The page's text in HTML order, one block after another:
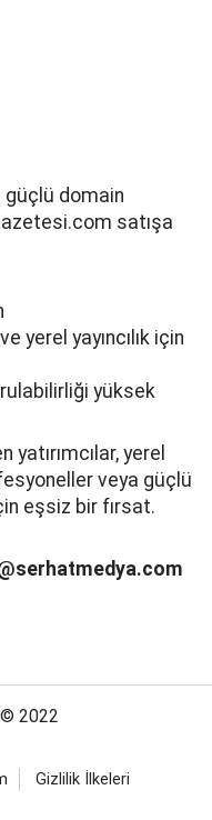
güçlü domain
satışa
yerel yayıncılık için
yüksek
yerel
veya güçlü
eşsiz bir fırsat.
2022
Gizlilik İlkeleri